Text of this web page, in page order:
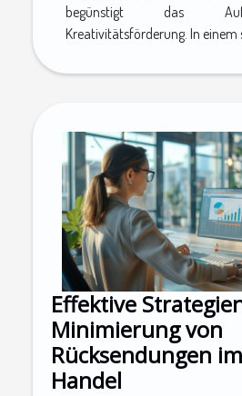
begünstigt das
Kreativitätsförderung. In einem
Effektive
Minimierung von
Rücksendungen
Handel